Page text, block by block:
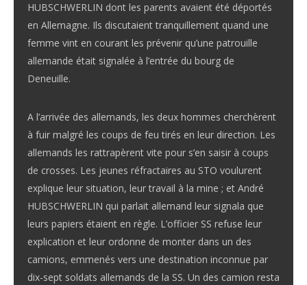
HUBSCHWERLIN dont les parents avaient été déportés
en Allemagne. Ils discutaient tranquillement quand une
femme vint en courant les prévenir qu’une patrouille
allemande était signalée à l’entrée du bourg de
Deneuille.
A l’arrivée des allemands, les deux hommes cherchèrent
à fuir malgré les coups de feu tirés en leur direction. Les
allemands les rattrapèrent vite pour s’en saisir à coups
de crosses. Les jeunes réfractaires au STO voulurent
explique leur situation, leur travail à la mine ; et André
HUBSCHWERLIN qui parlait allemand leur signala que
leurs papiers étaient en règle. L’officier SS refuse leur
explication et leur ordonne de monter dans un des
camions, emmenés vers une destination inconnue par
dix-sept soldats allemands de la SS. Un des camion resta